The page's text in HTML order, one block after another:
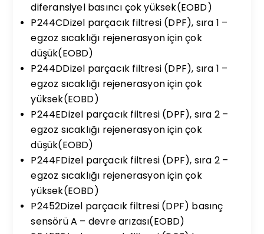
diferansiyel basıncı çok yüksek(EOBD)
P244CDizel parçacık filtresi (DPF), sıra 1 –
egzoz sıcaklığı rejenerasyon için çok
düşük(EOBD)
P244DDizel parçacık filtresi (DPF), sıra 1 –
egzoz sıcaklığı rejenerasyon için çok
yüksek(EOBD)
P244EDizel parçacık filtresi (DPF), sıra 2 –
egzoz sıcaklığı rejenerasyon için çok
düşük(EOBD)
P244FDizel parçacık filtresi (DPF), sıra 2 –
egzoz sıcaklığı rejenerasyon için çok
yüksek(EOBD)
P2452Dizel parçacık filtresi (DPF) basınç
sensörü A – devre arızası(EOBD)